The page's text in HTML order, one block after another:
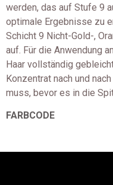
werden, das auf Stufe 9
optimale Ergebnisse zu
Schicht 9 Nicht-Gold-,
auf. Für die Anwendung
Haar vollständig
Konzentrat nach und
muss, bevor es in die
FARBCODE